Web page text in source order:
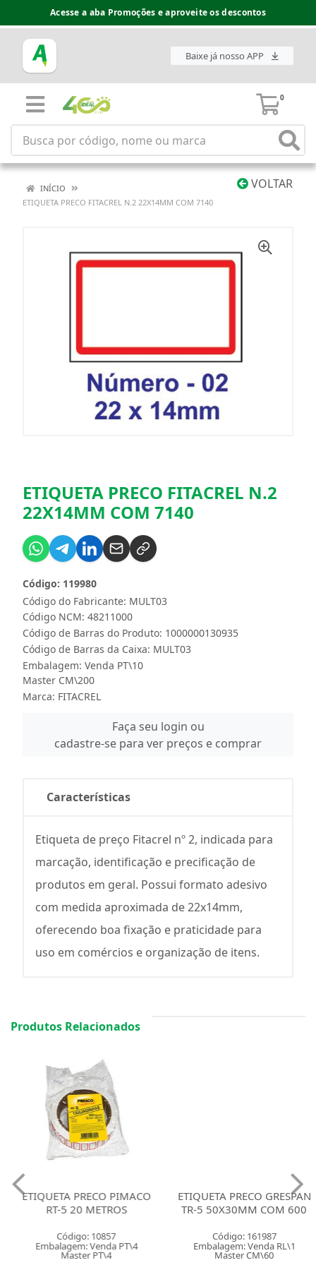
Acesse a aba Promoções e aproveite os descontos
Baixe já nosso APP
0
VOLTAR
INÍCIO
ETIQUETA PRECO FITACREL N.2 22X14MM COM 7140
ETIQUETA PRECO FITACREL N.2
22X14MM COM 7140
Código do Fabricante: MULT03
Código: 119980
Código NCM: 48211000
Código de Barras do Produto: 1000000130935
Código de Barras da Caixa: MULT03
Embalagem: Venda PT\10
Master CM\200
Marca: FITACREL
Faça seu login ou
cadastre-se para ver preços e comprar
Características
Etiqueta de preço Fitacrel nº 2, indicada para
marcação, identificação e precificação de
produtos em geral. Possui formato adesivo
com medida aproximada de 22x14mm,
oferecendo boa fixação e praticidade para
uso em comércios e organização de itens.
Produtos Relacionados
ETIQUETA PRECO PIMACO
RT-5 20 METROS
Código: 10857
Embalagem: Venda PT\4
Master PT\4
ETIQUETA PRECO GRESPAN
TR-5 50X30MM COM 600
Código: 161987
Embalagem: Venda RL\1
Master CM\60